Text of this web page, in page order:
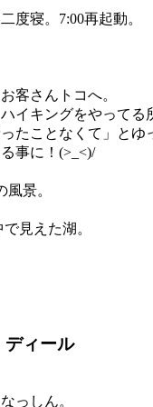
度寝。7:00再起動。
客さんトコへ。
イキングをやってる
たことなくて」とゆ
事に！(>_<)/
景。
見えた湖。
ディール
っしん。